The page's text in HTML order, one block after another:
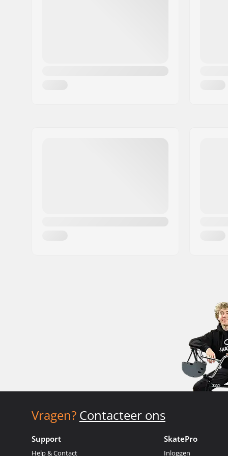
Vragen? Contacteer ons
Support
Help & Contact
SkatePro
Inloggen